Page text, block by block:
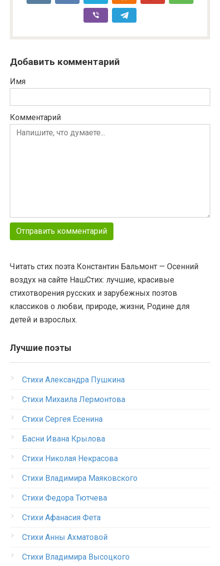
Добавить комментарий
Имя
Комментарий
Читать стих поэта Константин Бальмонт — Осенний
воздух на сайте НашСтих: лучшие, красивые
стихотворения русских и зарубежных поэтов
классиков о любви, природе, жизни, Родине для
детей и взрослых.
Лучшие поэты
Стихи Александра Пушкина
Стихи Михаила Лермонтова
Стихи Сергея Есенина
Басни Ивана Крылова
Стихи Николая Некрасова
Стихи Владимира Маяковского
Стихи Федора Тютчева
Стихи Афанасия Фета
Стихи Анны Ахматовой
Стихи Владимира Высоцкого